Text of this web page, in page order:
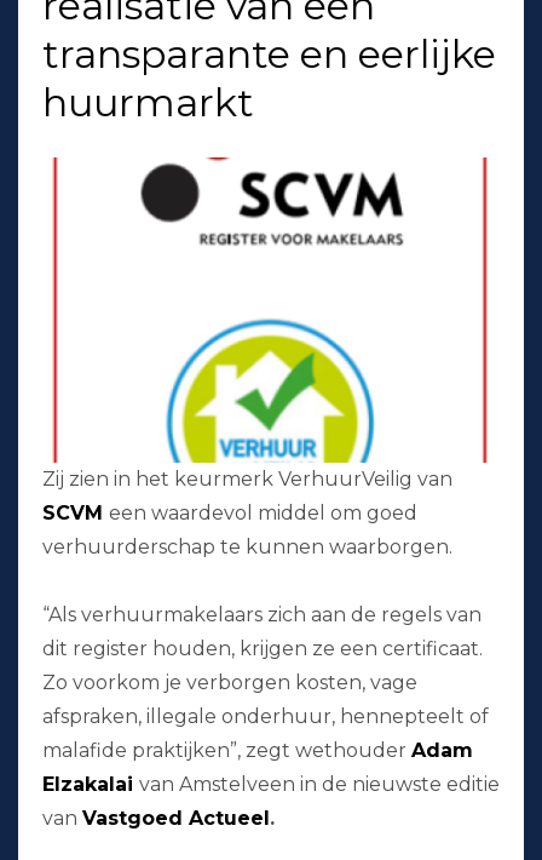
transparante en eerlijke
huurmarkt
Zij zien in het keurmerk VerhuurVeilig van
SCVM een waardevol middel om goed
verhuurderschap te kunnen waarborgen.
“Als verhuurmakelaars zich aan de regels van
dit register houden, krijgen ze een certificaat.
Zo voorkom je verborgen kosten, vage
afspraken, illegale onderhuur, hennepteelt of
malafide praktijken”, zegt wethouder Adam
Elzakalai van Amstelveen in de nieuwste editie
van Vastgoed Actueel.